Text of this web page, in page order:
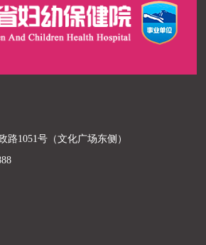
路1051号（文化广场东侧）